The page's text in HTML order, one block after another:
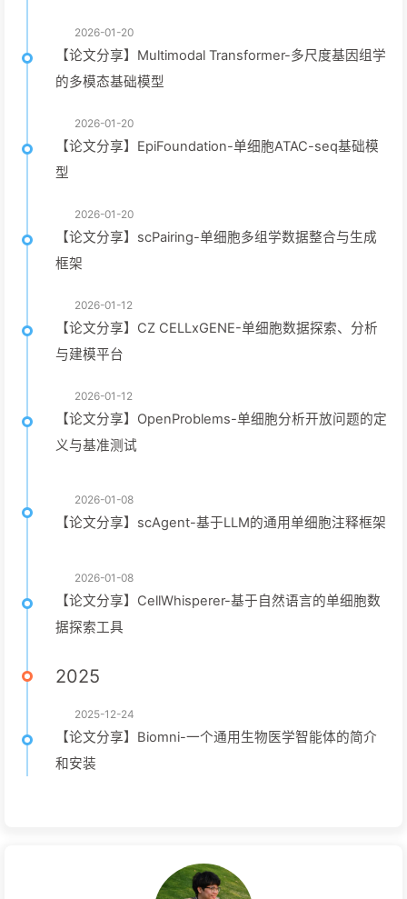
2026-01-20
【论文分享】Multimodal Transformer-多尺度基因组学
的多模态基础模型
2026-01-20
【论文分享】EpiFoundation-单细胞ATAC-seq基础模
型
2026-01-20
【论文分享】scPairing-单细胞多组学数据整合与生成
框架
2026-01-12
【论文分享】CZ CELLxGENE-单细胞数据探索、分析
与建模平台
2026-01-12
【论文分享】OpenProblems-单细胞分析开放问题的定
义与基准测试
2026-01-08
【论文分享】scAgent-基于LLM的通用单细胞注释框架
2026-01-08
【论文分享】CellWhisperer-基于自然语言的单细胞数
据探索工具
2025
2025-12-24
【论文分享】Biomni-一个通用生物医学智能体的简介
和安装